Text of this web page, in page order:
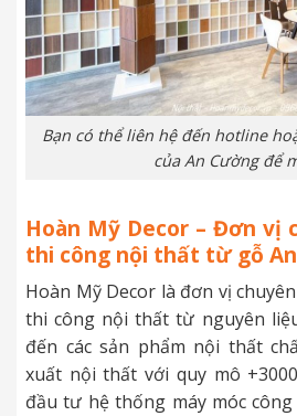
Bạn có thể liên hệ đến hotline
của An Cường để
Hoàn Mỹ Decor – Đơn vị
thi công nội thất từ gỗ
Hoàn Mỹ Decor là đơn vị
thi công nội thất từ nguyên
đến các sản phẩm nội thất
xuất nội thất với quy mô
đầu tư hệ thống máy móc